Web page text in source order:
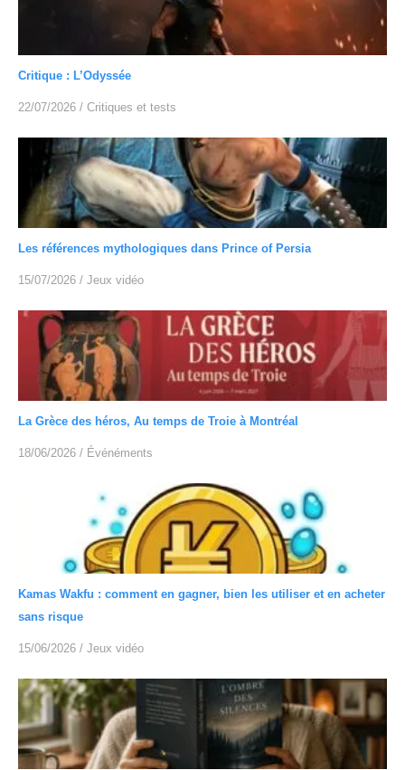
Critique : L’Odyssée
22/07/2026 / Critiques et tests
Les références mythologiques dans Prince of Persia
15/07/2026 / Jeux vidéo
La Grèce des héros, Au temps de Troie à Montréal
18/06/2026 / Événéments
Kamas Wakfu : comment en gagner, bien les utiliser et en acheter
sans risque
15/06/2026 / Jeux vidéo